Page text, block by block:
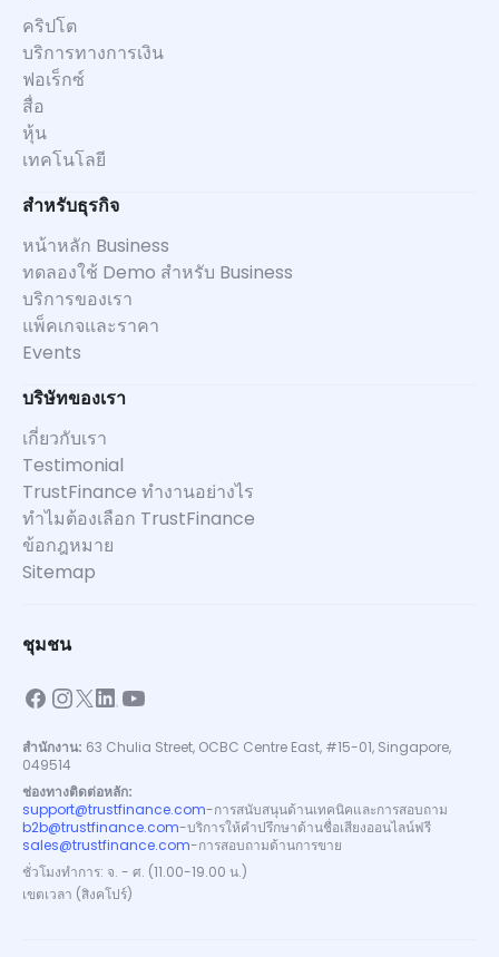
คริปโต
บริการทางการเงิน
ฟอเร็กซ์
สื่อ
หุ้น
เทคโนโลยี
สำหรับธุรกิจ
หน้าหลัก Business
ทดลองใช้ Demo สำหรับ Business
บริการของเรา
แพ็คเกจและราคา
Events
บริษัทของเรา
เกี่ยวกับเรา
Testimonial
TrustFinance ทำงานอย่างไร
ทำไมต้องเลือก TrustFinance
ข้อกฎหมาย
Sitemap
ชุมชน
สำนักงาน: 63 Chulia Street, OCBC Centre East, #15-01, Singapore,
049514
ช่องทางติดต่อหลัก:
support@trustfinance.com-การสนับสนุนด้านเทคนิคและการสอบถาม
b2b@trustfinance.com-บริการให้คำปรึกษาด้านชื่อเสียงออนไลน์ฟรี
sales@trustfinance.com-การสอบถามด้านการขาย
ชั่วโมงทำการ: จ. - ศ. (11.00-19.00 น.)
เขตเวลา (สิงคโปร์)